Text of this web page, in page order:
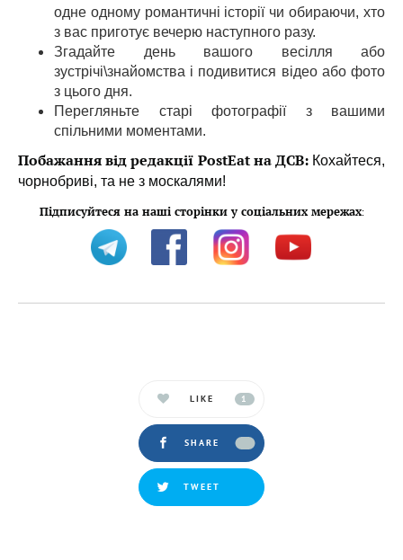
одне одному романтичні історії чи обираючи, хто
з вас приготує вечерю наступного разу.
Згадайте день вашого весілля або
зустрічі\знайомства і подивитися відео або фото
з цього дня.
Перегляньте старі фотографії з вашими
спільними моментами.
Побажання від редакції PostEatна ДСВ:Кохайтеся,
чорнобриві, та не з москалями!
Підписуйтеся на наші сторінки у соціальних мережах:
LIKE 1
SHARE
TWEET